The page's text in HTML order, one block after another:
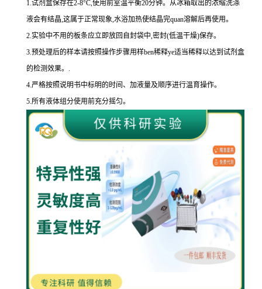
1.试剂盒保存在2-8°C,使用前室温平衡20分钟。从冰箱取出的浓缩洗涤
液会有结晶,这属于正常现象,水浴加热使结晶完quan溶解后再使用。
2.实验中不用的板条应立即放回自封袋中,密封(低温干燥)保存。
3.预处理后的样本请按照操作步骤用样ben稀释ye适当稀释以达到试剂盒
的检测效果。 .
4.严格按照说明书中标明的时间、加液量及顺序进行温育操作。
5.所有液体组分使用前充分摇匀。